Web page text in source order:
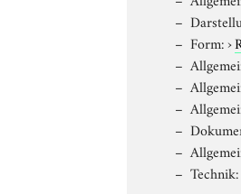
Form:›
Technik: